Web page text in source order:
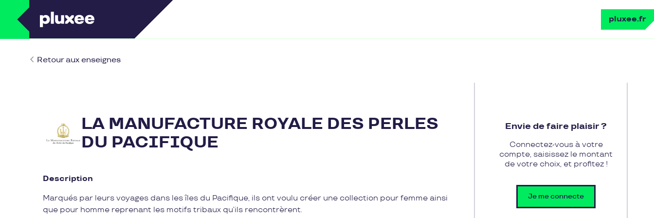
pluxee.fr
Retour aux enseignes
LA MANUFACTURE ROYALE DES PERLES
DU PACIFIQUE
Description
Marqués par leurs voyages dans les îles du Pacifique, ils ont voulu créer une collection pour femme ainsi
que pour homme reprenant les motifs tribaux qu’ils rencontrèrent.
Envie de faire plaisir ?
Connectez-vous à votre
compte, saisissez le montant
de votre choix, et profitez !
Je me connecte